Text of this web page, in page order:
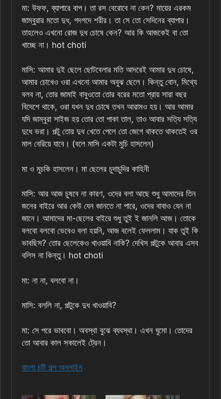
মা: উফফ, ব্যাপারে বাপ। তা রস বেরোবে না কেন? মায়ের এরকম
জাম্বুরার মতো দুধ, গদগদে শরীর। তা সে তো সেদিনের ব্যাপার।
তাহলেও এখনো রোজ দুধ চোষে কেন? আর কি আজকেই বা তো
খাচ্ছে না। hot choti
মাসি: আমার দুই ছেলে ছোটবেলার মতি আদরেই আমার দুধ চোষে,
আমার চোখেও ওরা এখনো আমার অবুঝ ছেলে। কিন্তু বোন, মিথ্যে
বলব না, তোর জামাই বাবুওতো তোর বরের মতো প্রায় সারা বছর
বিদেশে থাকে, ওরা যখন দুধ চোষে তখন আরামও হয়। আর আমার
যদি জাম্বুরা সাইজ হয় তোর তো পাকা তাল, তাও আবার সত্যি সত্যি
দুধে ভরা। পল্টু তোর দুধ খেতে পেলে তো জেগে থাকতে থাকতেই ওর
মাল বেরিয়ে যাবে। (বলে মাসি একটা মুচি হাসলেন)
মা ও মুচকি হাসলেন। মা ছেলের চুদাচুদির কাহিনী
মাসি: আর আজ চুষবে না কারণ, ওদের বলা আছে শুধু আমাদের তিন
জনের বাইরে আর কেউ যেন জানতে না পারে, ওদের বাবাও যেন না
জানে। আমাদের মা-ছেলের বাইরে শুধু তুই ই জানলি আজ। তোকে
বলবো বলবো ভেবেও বলা হয়নি, আজ বলেই ফেললাম। যাক তুই কি
ভাবছিস? তোর ছেলেকেও খাওয়াবি নাকি? দেখিস পল্টুকে আবার এসব
বলিস না কিন্তু। hot choti
মা: না না, বলবো না।
মাসি: বললি না, পল্টুকে দুধ খাওয়াবি?
মা: সে পরে ভাববো। অবস্থা বুঝে ব্যবস্থা। এখন ঘুমো। তোদের
তো আবার কাল সকালেই ট্রেন।
বাংলা চটি গল্প অনলাইন